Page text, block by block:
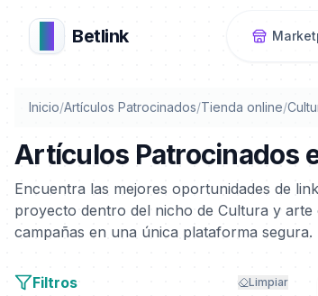
Betlink
Inicio/Artículos Patrocinados/Tienda online/
Artículos Patrocinados
Encuentra las mejores oportunidades de
proyecto dentro del nicho de Cultura y
campañas en una única plataforma segura.
Filtros Limpiar